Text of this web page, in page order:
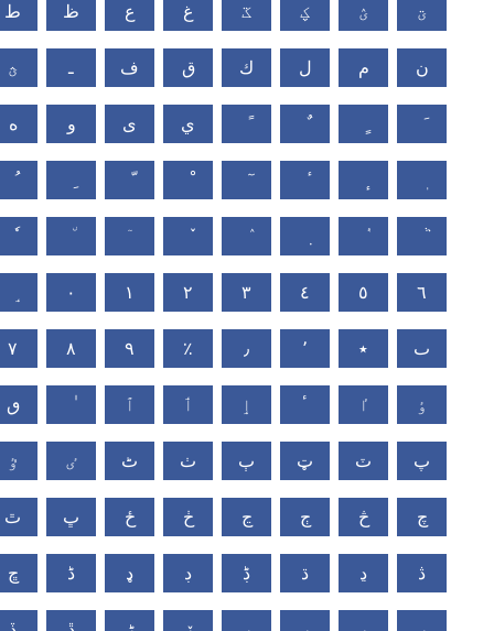
ط ظ ع غ ػ ؼ ؽ ؾ
ؿ ـ ف ق ك ل م ن
ه و ى ي
٠ ١ ٢ ٣ ٤ ٥ ٦
٧ ٨ ٩ ٪ ٫ ٬ ٭ ٮ
ٯ ٱ ٲ ٳ ٴ ٵ ٶ
ٷ ٸ ٹ ٺ ٻ ټ ٽ پ
ٿ ڀ ځ ڂ ڃ ڄ څ چ
ڇ ڈ ډ ڊ ڋ ڌ ڍ ڎ